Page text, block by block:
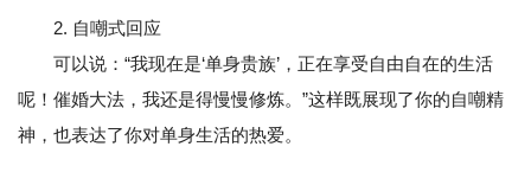
2. 自嘲式回应
可以说：“我现在是‘单身贵族’，正在享受自由自在的生活
呢！催婚大法，我还是得慢慢修炼。”这样既展现了你的自嘲精
神，也表达了你对单身生活的热爱。